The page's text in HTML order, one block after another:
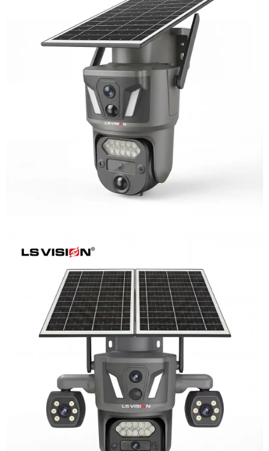
LS-Z1-AOV 6MP Dual-Lens 24/7
Recording Solar Camera
Learn More
LS-Z2-AOV UBox Triple Lens Continuous
Recording Security Camera
Learn More